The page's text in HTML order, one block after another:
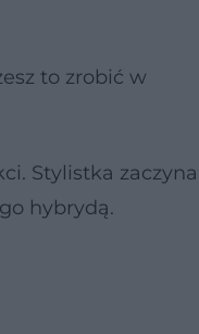
to zrobić w
Stylistka zaczyna
hybrydą.